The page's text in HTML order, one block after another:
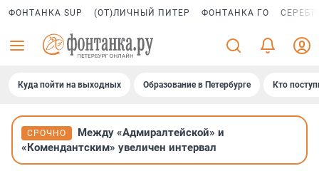
ФОНТАНКА SUP (ОТ)ЛИЧНЫЙ ПИТЕР ФОНТАНКА ГО
Куда пойти на выходных Образование в Петербурге Кто
СРОЧНО
Между «Адмиралтейской» и
«Комендантским» увеличен интервал